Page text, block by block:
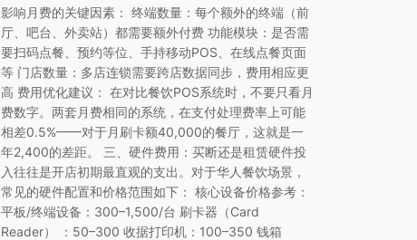
影响月费的关键因素： 终端数量：每个额外的终端（前
厅、吧台、外卖站）都需要额外付费 功能模块：是否需
要扫码点餐、预约等位、手持移动POS、在线点餐页面
等 门店数量：多店连锁需要跨店数据同步，费用相应更
高 费用优化建议： 在对比餐饮POS系统时，不要只看月
费数字。两套月费相同的系统，在支付处理费率上可能
相差0.5%——对于月刷卡额40,000的餐厅，这就是一
年2,400的差距。 三、硬件费用：买断还是租赁硬件投
入往往是开店初期最直观的支出。对于华人餐饮场景，
常见的硬件配置和价格范围如下： 核心设备价格参考：
平板/终端设备：300–1,500/台 刷卡器（Card
Reader） ：50–300 收据打印机：100–350 钱箱